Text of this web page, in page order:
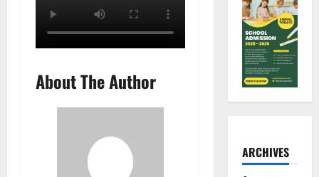
About The Author
ARCHIVES